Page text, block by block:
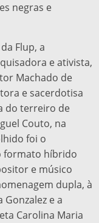
negras e
Flup, a
e ativista,
Machado de
e sacerdotisa
do terreiro de
Couto, na
foi o
formato híbrido
e músico
dupla, à
e a
Carolina Maria